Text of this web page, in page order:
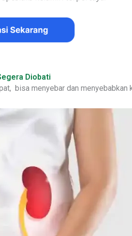
Diobati
bisa menyebar dan menyebabkan